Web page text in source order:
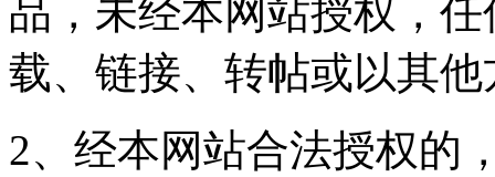
品，未经本网站授权，
载、链接、转帖或以其
2、经本网站合法授权的